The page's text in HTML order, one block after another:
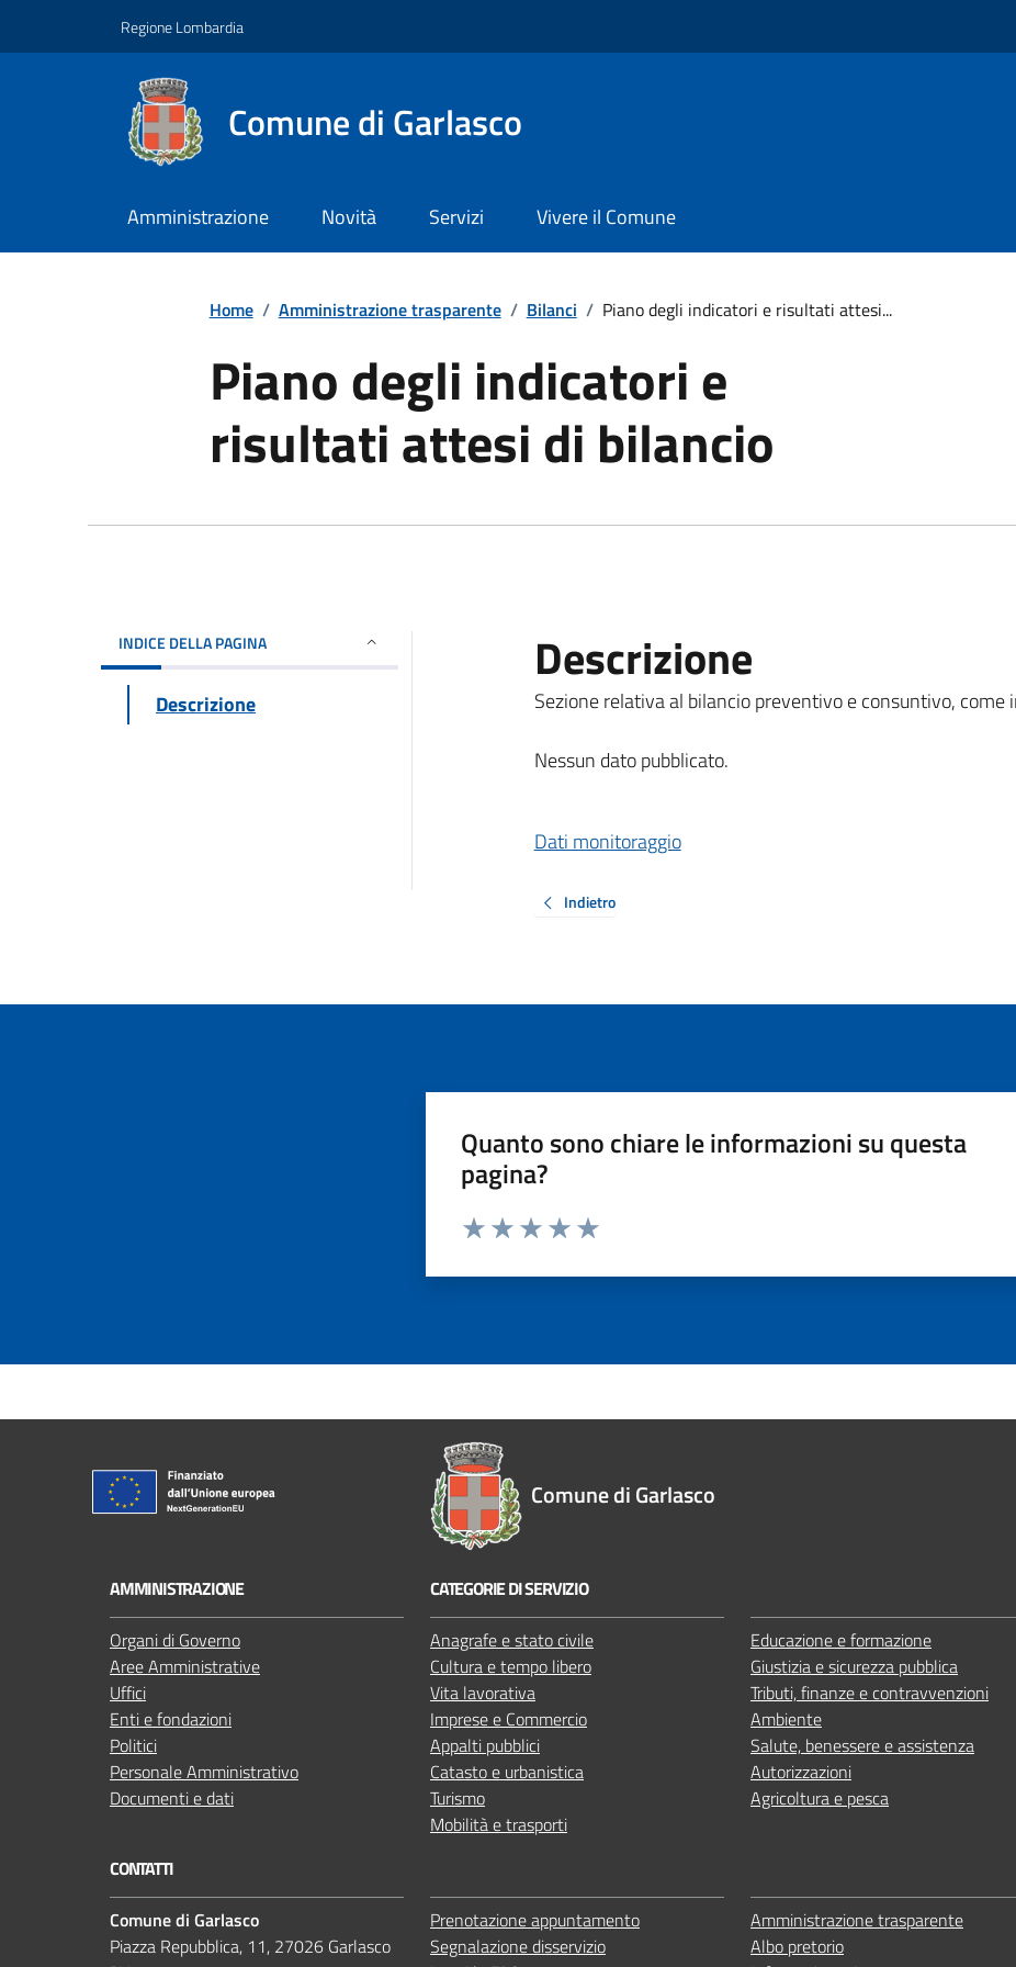
Regione Lombardia
Comune di Garlasco
Amministrazione Novità Servizi Vivere il Comune
Home / Amministrazione trasparente / Bilanci / Piano degli indicatori e risultati attesi...
Piano degli indicatori e
risultati attesi di bilancio
INDICE DELLA PAGINA
Descrizione
Descrizione
Sezione relativa al bilancio preventivo e consuntivo,
Nessun dato pubblicato.
Dati monitoraggio
Indietro
Quanto sono chiare le informazioni su questa
pagina?
Valuta da 1 a 5 stelle la pagina
Comune di Garlasco
AMMINISTRAZIONE
Organi di Governo
Aree Amministrative
Uffici
Enti e fondazioni
Politici
Personale Amministrativo
Documenti e dati
CATEGORIE DI SERVIZIO
Anagrafe e stato civile
Cultura e tempo libero
Vita lavorativa
Imprese e Commercio
Appalti pubblici
Catasto e urbanistica
Turismo
Mobilità e trasporti
Educazione e formazione
Giustizia e sicurezza pubblica
Tributi, finanze e contravvenzioni
Ambiente
Salute, benessere e assistenza
Autorizzazioni
Agricoltura e pesca
CONTATTI
Comune di Garlasco
Piazza Repubblica, 11, 27026 Garlasco
Prenotazione appuntamento
Segnalazione disservizio
Amministrazione trasparente
Albo pretorio